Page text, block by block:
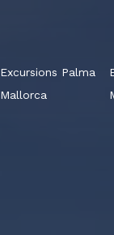
Excursions Palma
Mallorca